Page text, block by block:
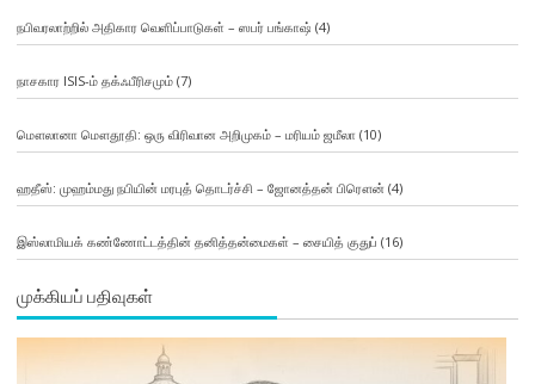
நபிவரலாற்றில் அதிகார வெளிப்பாடுகள் – ஸபர் பங்காஷ் (4)
நாசகார ISIS-ம் தக்ஃபீரிசமும்(7)
மௌலானா மௌதூதி: ஒரு விரிவான அறிமுகம் – மரியம் ஜமீலா (10)
ஹதீஸ்: முஹம்மது நபியின் மரபுத் தொடர்ச்சி – ஜோனத்தன் பிரௌன் (4)
இஸ்லாமியக் கண்ணோட்டத்தின் தனித்தன்மைகள் – சையித் குதுப் (16)
முக்கியப் பதிவுகள்